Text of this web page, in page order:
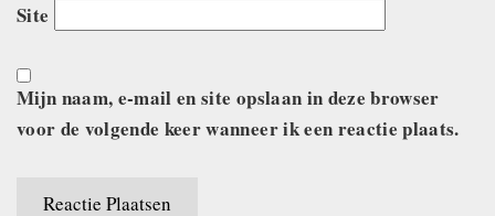
Site
Mijn naam, e-mail en site opslaan in deze browser
voor de volgende keer wanneer ik een reactie plaats.